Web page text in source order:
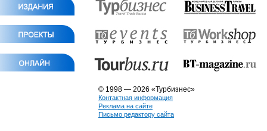
© 1998 — 2026 «Турбизнес»
Контактная информация
Реклама на сайте
Письмо редактору сайта